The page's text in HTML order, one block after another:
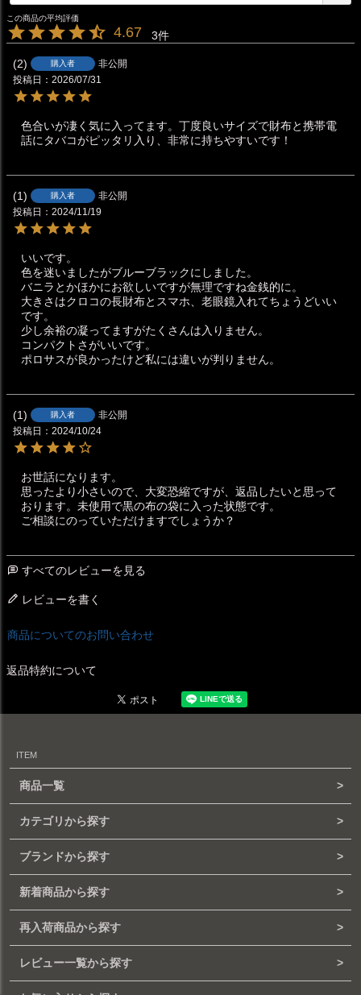
須
4.67 3
2 購入者
非公開
投稿日
2026/07/31
色合いが凄く気に入ってます。丁度良いサイズで財布と携帯電
話にタバコがピッタリ入り、非常に持ちやすいです！
1 購入者
非公開
投稿日
2024/11/19
いいです。
色を迷いましたがブルーブラックにしました。
バニラとかほかにお欲しいですが無理ですね金銭的に。
大きさはクロコの長財布とスマホ、老眼鏡入れてちょうどいい
です。
少し余裕の凝ってますがたくさんは入りません。
コンパクトさがいいです。
ポロサスが良かったけど私には違いが判りません。
1 購入者
非公開
投稿日
2024/10/24
お世話になります。
思ったより小さいので、大変恐縮ですが、返品したいと思って
おります。未使用で黒の布の袋に入った状態です。
ご相談にのっていただけますでしょうか？
すべてのレビューを見る
レビューを書く
商品についてのお問い合わせ
返品特約について
ITEM
商品一覧
カテゴリから探す
ブランドから探す
新着商品から探す
再入荷商品から探す
レビュー一覧から探す